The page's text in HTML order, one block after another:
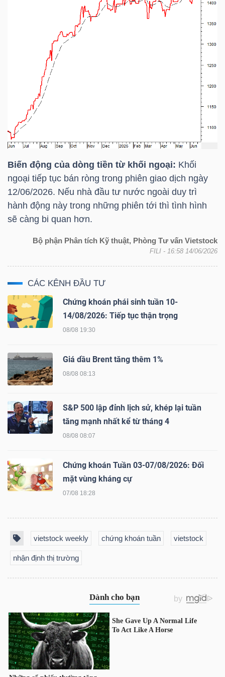
Biến động của dòng tiền từ khối ngoại: Khối
ngoại tiếp tục bán ròng trong phiên giao dịch ngày
12/06/2026. Nếu nhà đầu tư nước ngoài duy trì
hành động này trong những phiên tới thì tình hình
sẽ càng bi quan hơn.
Bộ phận Phân tích Kỹ thuật, Phòng Tư vấn Vietstock
FILI - 16:58 14/06/2026
CÁC KÊNH ĐẦU TƯ
Chứng khoán phái sinh tuần 10-
14/08/2026: Tiếp tục thận trọng
08/08 19:30
Giá dầu Brent tăng thêm 1%
08/08 08:13
S&P 500 lập đỉnh lịch sử, khép lại tuần
tăng mạnh nhất kể từ tháng 4
08/08 08:07
Chứng khoán Tuần 03-07/08/2026: Đối
mặt vùng kháng cự
07/08 18:28
vietstock weekly chứng khoán tuần vietstock
nhận định thị trường
THIẾT
YẾU
CHĂM
SÓC
KHỎE
CHÍNH
NGHỆ
THÔNG
VỤ
TRUYỀN
TIỆN
BẤT
ĐỘNG
SẢN